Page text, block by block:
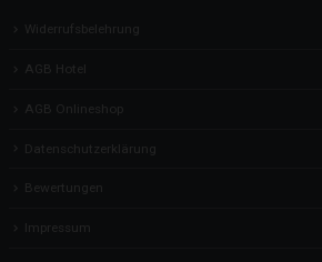
Widerrufsbelehrung
AGB Hotel
AGB Onlineshop
Datenschutzerklärung
Bewertungen
Impressum